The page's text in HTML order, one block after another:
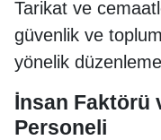
Tarikat ve
güvenlik ve
yönelik
İnsan Faktörü
Personeli